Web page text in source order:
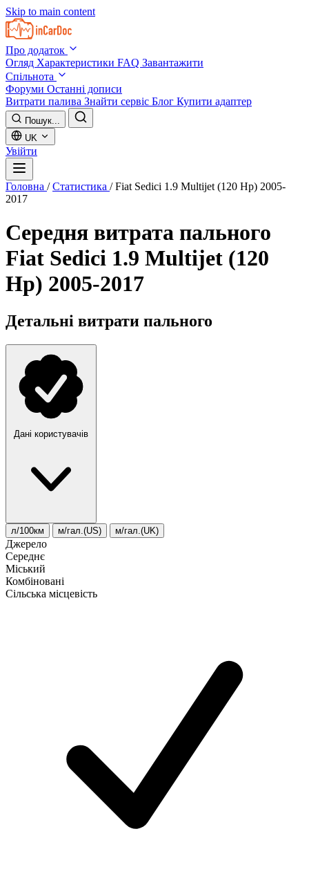
Skip to main content
Про додаток
Огляд Характеристики FAQ Завантажити
Спільнота
Форуми Останні дописи
Витрати палива Знайти сервіс Блог Купити адаптер
Пошук...
UK
Увійти
Головна / Статистика / Fiat Sedici 1.9 Multijet (120 Hp) 2005-
2017
Середня витрата пального
Fiat Sedici 1.9 Multijet (120
Hp) 2005-2017
Детальні витрати пального
Дані користувачів
л/100км м/гал.(US) м/гал.(UK)
Джерело
Середнє
Міський
Комбіновані
Сільська місцевість